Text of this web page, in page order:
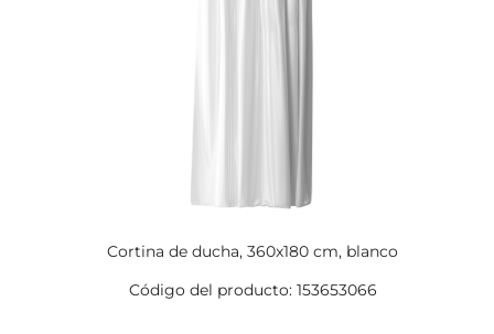
Cortina de ducha, 360x180 cm, blanco
Código del producto: 153653066